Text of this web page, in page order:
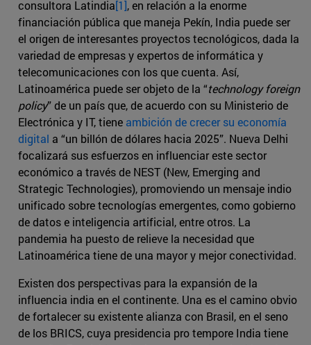
consultora Latindia[1], en relación a la enorme
financiación pública que maneja Pekín, India puede ser
el origen de interesantes proyectos tecnológicos, dada la
variedad de empresas y expertos de informática y
telecomunicaciones con los que cuenta. Así,
Latinoamérica puede ser objeto de la “technology foreign
policy” de un país que, de acuerdo con su Ministerio de
Electrónica y IT, tiene ambición de crecer su economía
digital a “un billón de dólares hacia 2025”. Nueva Delhi
focalizará sus esfuerzos en influenciar este sector
económico a través de NEST (New, Emerging and
Strategic Technologies), promoviendo un mensaje indio
unificado sobre tecnologías emergentes, como gobierno
de datos e inteligencia artificial, entre otros. La
pandemia ha puesto de relieve la necesidad que
Latinoamérica tiene de una mayor y mejor conectividad.
Existen dos perspectivas para la expansión de la
influencia india en el continente. Una es el camino obvio
de fortalecer su existente alianza con Brasil, en el seno
de los BRICS, cuya presidencia pro tempore India tiene